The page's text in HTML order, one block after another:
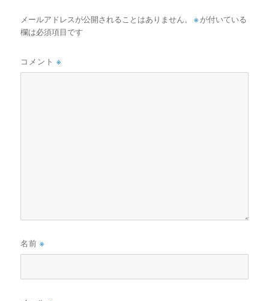
メールアドレスが公開されることはありません。 ※ が付いている
欄は必須項目です
コメント※
名前※